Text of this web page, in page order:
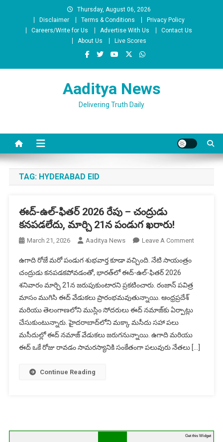
Thursday, August 06, 2026
Disclaimer
Terms & Conditions
Privacy Policy
Careers/Write for Us
Advertise With Us
Contact Us
About Us
Live Scores
Aaditya News
Delivering Truth Daily
TAG: HYDERABAD EID
ఈద్-ఉల్-ఫితర్ 2026 రేపు – చంద్రుడు
కనపడలేదు, మార్చి 21న పండుగ ఖరారు!
March 21, 2026 Aaditya News Leave A CommentOn
మార్చి
ఉగాది రోజే మరో పండుగ శుభవార్త కూడా వచ్చింది. నేటి సాయంత్రం
చంద్రుడు కనపడకపోవడంతో, భారత్‌లో ఈద్-ఉల్-ఫితర్ 2026
శనివారం మార్చి 21న జరుపుకుంటారని ప్రకటించారు. రంజాన్ పవిత్ర
మాసం ముగిసి ఈద్ వేడుకలు ప్రారంభమవుతున్నాయి. ఆంధ్రప్రదేశ్
మరియు తెలంగాణలోని ముస్లిం సోదరులు ఈద్ నమాజ్‌కు ఏర్పాట్లు
చేసుకుంటున్నారు. హైదరాబాద్‌లోని మక్కా మసీదు సహా పలు
మసీదుల్లో ఈద్ నమాజ్ వేడుకలు జరుగనున్నాయి. ఉగాది మరియు
ఈద్ ఒకే రోజు రావడం సామరస్యానికి సంకేతంగా పలువురు నేతలు […]
Continue Reading
Get this Widget